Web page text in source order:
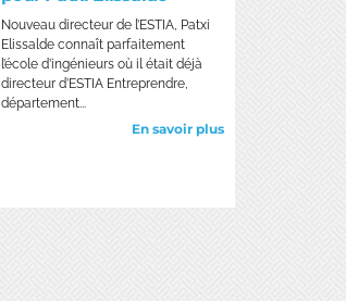
Nouveau directeur de l’ESTIA, Patxi
Elissalde connaît parfaitement
l’école d’ingénieurs où il était déjà
directeur d’ESTIA Entreprendre,
département...
En savoir plus